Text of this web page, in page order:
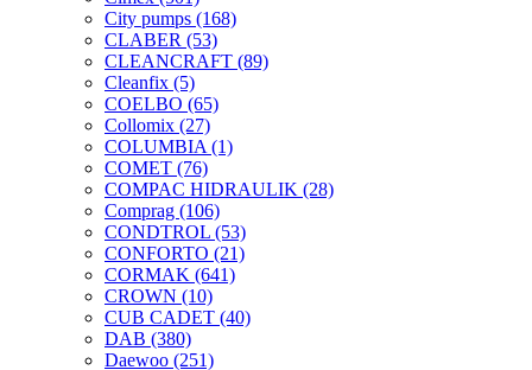
City pumps (168)
CLABER (53)
CLEANCRAFT (89)
Cleanfix (5)
COELBO (65)
Collomix (27)
COLUMBIA (1)
COMET (76)
COMPAC HIDRAULIK (28)
Comprag (106)
CONDTROL (53)
CONFORTO (21)
CORMAK (641)
CROWN (10)
CUB CADET (40)
DAB (380)
Daewoo (251)